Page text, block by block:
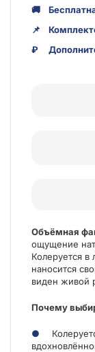
🚚
📌
₽
Объёмная
ощущение
Колеруется в
наносится
виден живой
Почему